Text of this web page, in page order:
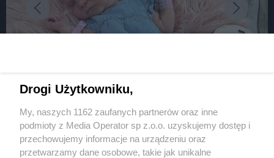
Wydawca mediów lokalnych
Drogi Użytkowniku,
My, naszych 1162 zaufanych partnerów oraz inne
podmioty z Media Operator sp z.o.o. uzyskujemy dostęp i
przechowujemy informacje na urządzeniu oraz
przetwarzamy dane osobowe, takie jak unikalne